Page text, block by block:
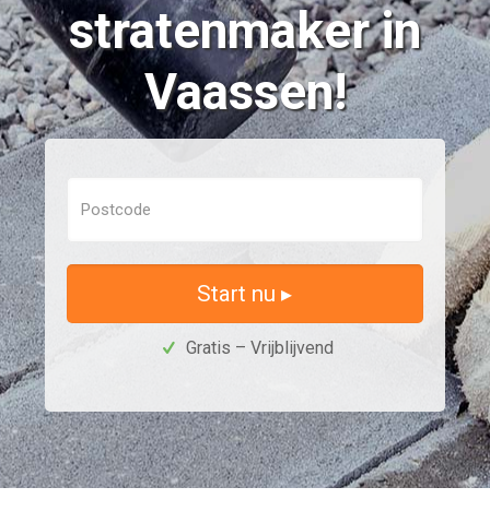
stratenmaker in
Vaassen!
Start nu ▸
Gratis – Vrijblijvend